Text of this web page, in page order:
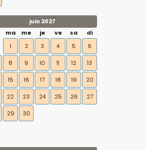
juin 2027
ma me je ve sa
di
1
2 3 4 5 6
8 9 10 11 12 13
15 16 17 18 19 20
22 23 24 25 26 27
29 30